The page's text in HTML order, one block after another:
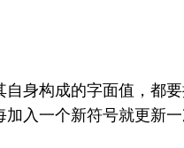
身构成的字面值，都
入一个新符号就更新